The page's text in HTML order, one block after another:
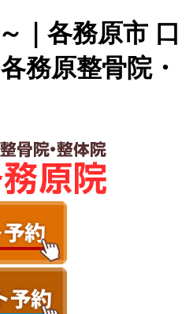
｜各務原市 口
務原整骨院・